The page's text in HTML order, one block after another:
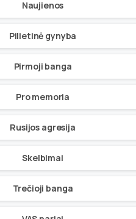
Naujienos
Pilietinė gynyba
Pirmoji banga
Pro memoria
Rusijos agresija
Skelbimai
Trečioji banga